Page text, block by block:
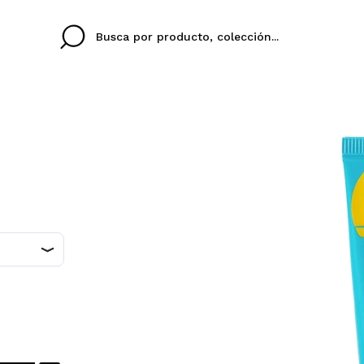
No tengo cuenta
Al crear una cuenta
rápidamente, revisar
IDIOMA ENGLISH
Ines
colori